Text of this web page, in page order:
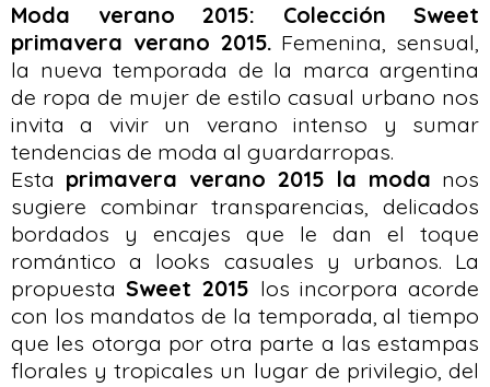
Moda verano 2015: Colección Sweet
primavera verano 2015. Femenina, sensual,
la nueva temporada de la marca argentina
de ropa de mujer de estilo casual urbano nos
invita a vivir un verano intenso y sumar
tendencias de moda al guardarropas.
Esta primavera verano 2015 la moda nos
sugiere combinar transparencias, delicados
bordados y encajes que le dan el toque
romántico a looks casuales y urbanos. La
propuestaSweet 2015 los incorpora acorde
con los mandatos de la temporada, al tiempo
que les otorga por otra parte a las estampas
florales y tropicales un lugar de privilegio, del